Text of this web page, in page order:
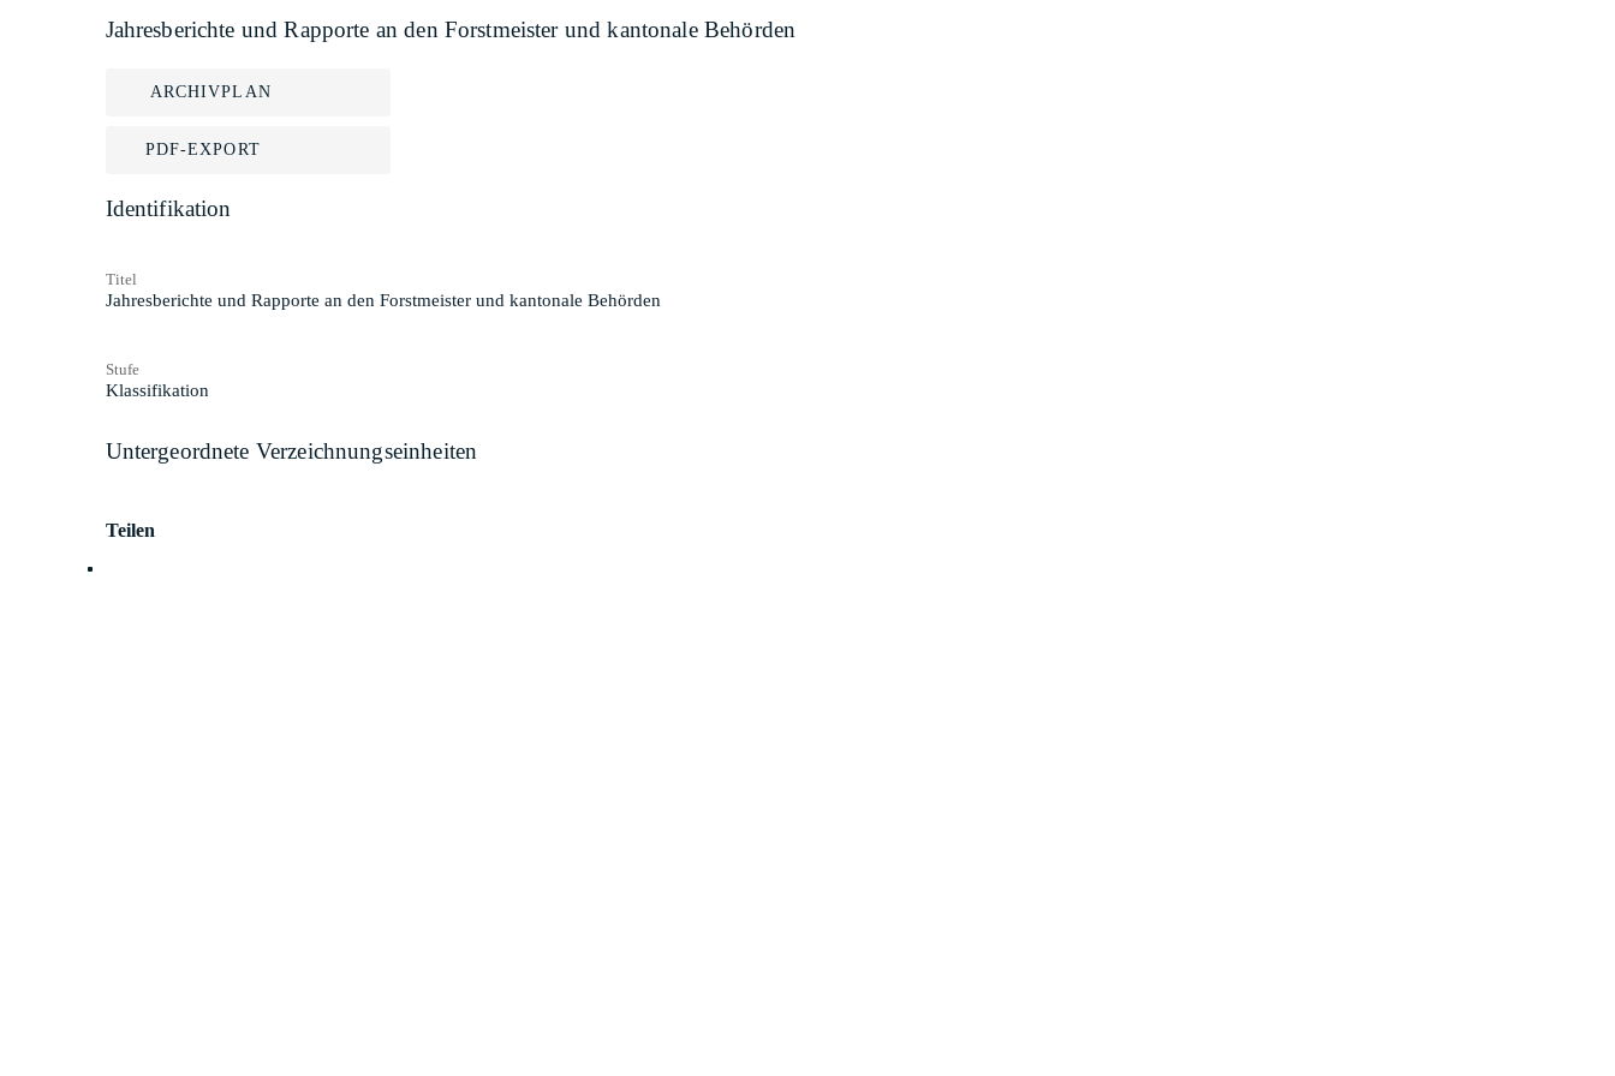
Jahresberichte und Rapporte an den Forstmeister und kantonale Behörden
ARCHIVPLAN
PDF-EXPORT
Identifikation
Titel
Jahresberichte und Rapporte an den Forstmeister und kantonale Behörden
Stufe
Klassifikation
Untergeordnete Verzeichnungseinheiten
Teilen